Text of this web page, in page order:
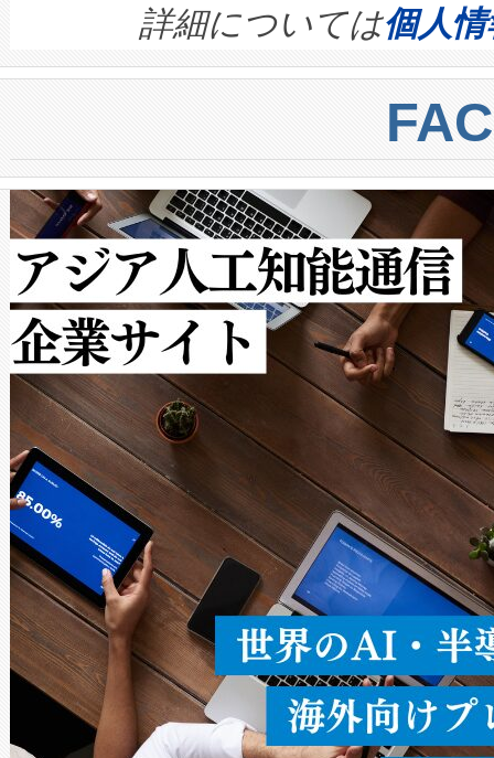
quality and reliability for AI
BESS stack to ensure battery
centers. Voltaiqは、ai&のAI
からシステム統合、試運転、
クルの各段階のデータを監視
[…]
す。ノーマルモードでは、
ートル先まで検出でき、これ
トに対して約600メートルに
では、反射率10％のターゲッ
で向上し、最大検知距離は
ットだけで最大1キロメート
ルの変電所周囲を監視でき、
作業と点群処理を簡素化でき
Avia 2は、2種類のFOVオプシ
× 80°のノーマルモード、長
ードを切り替えて使用するこ
ることなく、単一のデバイス
うにします。遠距離まで届く
密度なスキャ […]
詳細については個人